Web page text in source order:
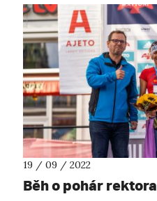
19 / 09 / 2022
Běh o pohár rektora